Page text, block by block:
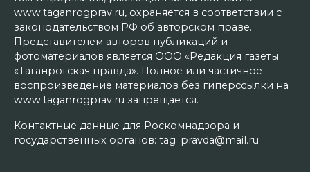
www.taganrogprav.ru, охраняется в соответствии с
законодательством РФ об авторском праве.
Представителем авторов публикаций и
фотоматериалов является ООО «Редакция газеты
«Таганрогская правда». Полное или частичное
воспроизведение материалов без гиперссылки на
www.taganrogprav.ru запрещается.
Контактные данные для Роскомнадзора и
государственных органов: tag_pravda@mail.ru